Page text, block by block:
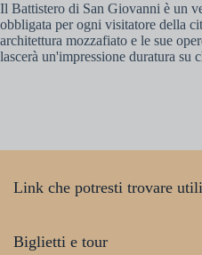
Il Battistero di San Giovanni è un
obbligata per ogni visitatore della
architettura mozzafiato e le sue
lascerà un'impressione duratura su
Link che potresti trovare utili
Biglietti e tour